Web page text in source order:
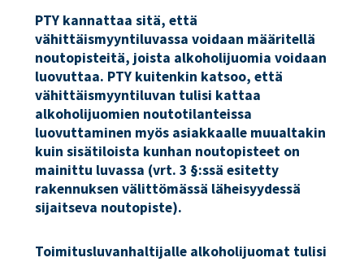
PTY kannattaa sitä, että
vähittäismyyntiluvassa voidaan määritellä
noutopisteitä, joista alkoholijuomia voidaan
luovuttaa. PTY kuitenkin katsoo, että
vähittäismyyntiluvan tulisi kattaa
alkoholijuomien noutotilanteissa
luovuttaminen myös asiakkaalle muualtakin
kuin sisätiloista kunhan noutopisteet on
mainittu luvassa (vrt. 3 §:ssä esitetty
rakennuksen välittömässä läheisyydessä
sijaitseva noutopiste).
Toimitusluvanhaltijalle alkoholijuomat tulisi